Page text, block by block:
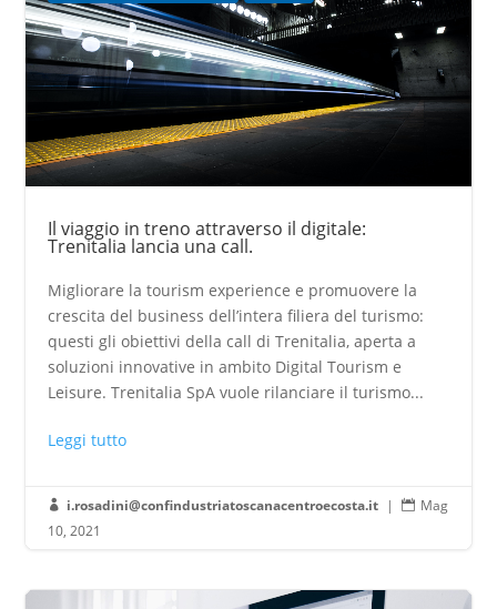
Il viaggio in treno attraverso il digitale:
Trenitalia lancia una call.
Migliorare la tourism experience e promuovere la
crescita del business dell’intera filiera del turismo:
questi gli obiettivi della call di Trenitalia, aperta a
soluzioni innovative in ambito Digital Tourism e
Leisure. Trenitalia SpA vuole rilanciare il turismo...
Leggi tutto
 i.rosadini@confindustriatoscanacentroecosta.it |  Mag
10, 2021